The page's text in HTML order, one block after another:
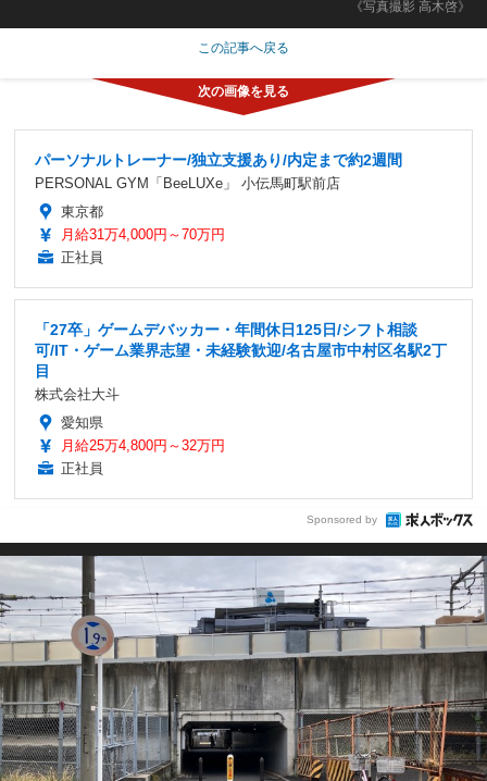
《写真撮影 高木啓》
この記事へ戻る
パーソナルトレーナー/独立支援あり/内定まで約2週間
PERSONAL GYM「BeeLUXe」 小伝馬町駅前店
東京都
月給31万4,000円～70万円
正社員
「27卒」ゲームデバッカー・年間休日125日/シフト相談
可/IT・ゲーム業界志望・未経験歓迎/名古屋市中村区名駅2丁
目
株式会社大斗
愛知県
月給25万4,800円～32万円
正社員
Sponsored by